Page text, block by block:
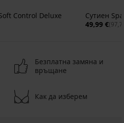
Control Deluxe
Сутиен
49,99 €
Безплатна замяна и
връщане
Как да изберем